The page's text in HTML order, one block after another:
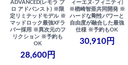
ADVANCED(レモラ プ
ロ アドバンスト) ※限
定リミテッドモデル ※
マッドロック最強XFラ
バー採用 ※異次元のフ
リクション ※予約も
OK
28,600円
ィーエヌ-フィニティ)
※楢崎智亜共同開発 ※
ハードな剛性パワーと
自由度が融合した最強
仕様 ※予約もOK
30,910円